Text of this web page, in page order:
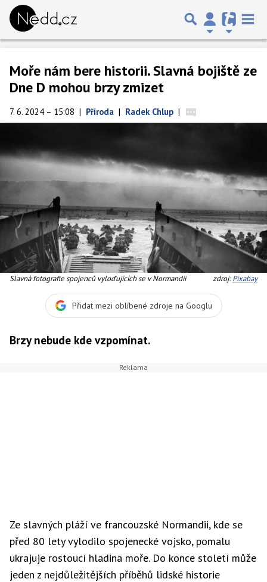
Moře nám bere historii. Slavná bojiště ze
Dne D mohou brzy zmizet
7. 6. 2024 – 15:08 | Příroda | Radek Chlup |
Slavná fotografie spojenců vyloďujících se v Normandii zdroj:Pixabay
Přidat mezi oblíbené zdroje na Googlu
Brzy nebude kde vzpomínat.
Ze slavných pláží ve francouzské Normandii, kde se
před 80 lety vylodilo spojenecké vojsko, pomalu
ukrajuje rostoucí hladina moře. Do konce století může
jeden z nejdůležitějších příběhů lidské historie